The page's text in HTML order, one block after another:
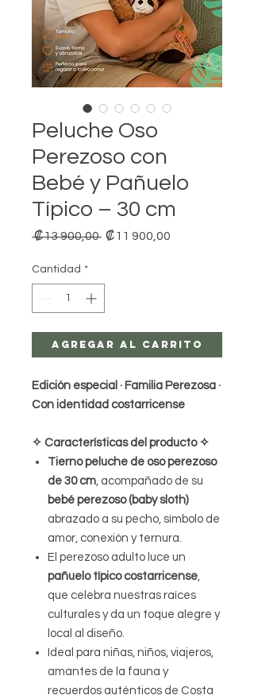
Peluche Oso
Perezoso con
Bebé y Pañuelo
Típico – 30 cm
₡13 900,00 Precio
₡11 900,00
Cantidad *
Agregar al carrito
Edición especial · Familia Perezosa ·
Con identidad costarricense
✧ Características del producto ✧
Tierno peluche de oso perezoso
de 30 cm, acompañado de su
bebé perezoso (baby sloth)
abrazado a su pecho, símbolo de
amor, conexión y ternura.
El perezoso adulto luce un
pañuelo típico costarricense,
que celebra nuestras raíces
culturales y da un toque alegre y
local al diseño.
Ideal para niñas, niños, viajeros,
amantes de la fauna y
recuerdos auténticos de Costa